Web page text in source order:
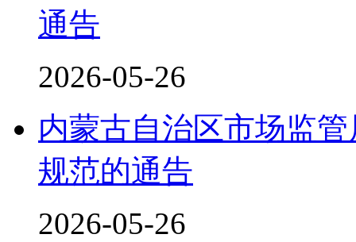
通告
2026-05-26
内蒙古自治区市场监
规范的通告
2026-05-26